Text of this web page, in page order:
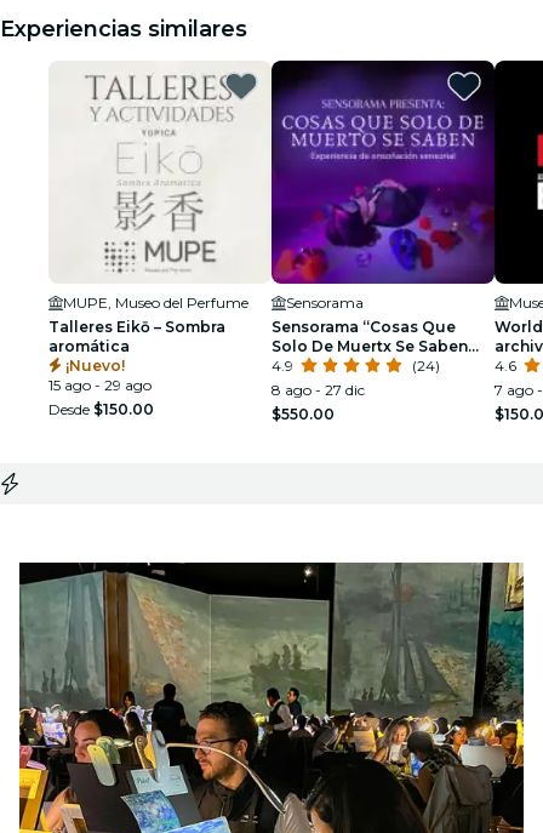
Experiencias similares
MUPE, Museo del Perfume
Talleres Eikō – Sombra
aromática
¡Nuevo!
15 ago - 29 ago
Desde $150.00
Sensorama
Sensorama “Cosas Que
Solo De Muertx Se Saben
2.0”
4.9
(24)
8 ago - 27 dic
$550.00
4.6
7 ago